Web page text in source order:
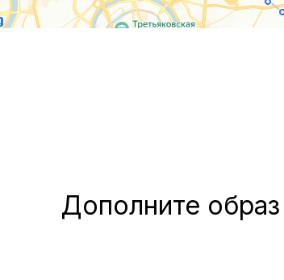
Дополните образ